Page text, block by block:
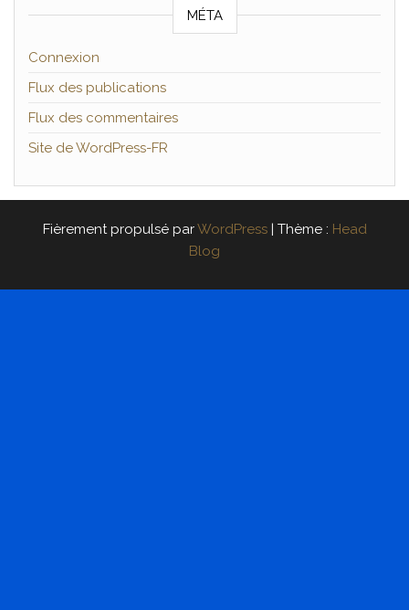
MÉTA
Connexion
Flux des publications
Flux des commentaires
Site de WordPress-FR
Fièrement propulsé parWordPress | Thème : Head
Blog